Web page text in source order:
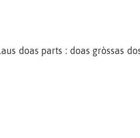
doas parts : doas gròssas